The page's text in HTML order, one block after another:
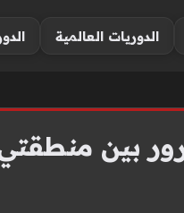
الدوريات العالمية
بين